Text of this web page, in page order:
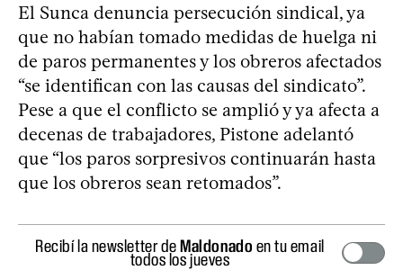
El Sunca denuncia persecución sindical, ya
que no habían tomado medidas de huelga ni
de paros permanentes y los obreros afectados
“se identifican con las causas del sindicato”.
Pese a que el conflicto se amplió y ya afecta a
decenas de trabajadores, Pistone adelantó
que “los paros sorpresivos continuarán hasta
que los obreros sean retomados”.
Recibí la newsletter deMaldonado en tu email
todos los jueves